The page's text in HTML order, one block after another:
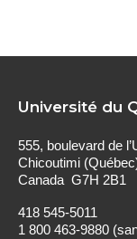
Université du
555, boulevard de
Chicoutimi
Canada G7H 2B1
418 545-5011
1 800 463-9880